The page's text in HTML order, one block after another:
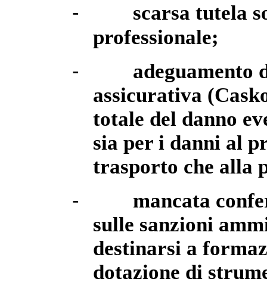
-
scarsa tutela
professionale;
-
adeguamento
assicurativa
totale del danno
sia per i danni al
trasporto che alla
-
mancata
sulle sanzioni
destinarsi a
dotazione di